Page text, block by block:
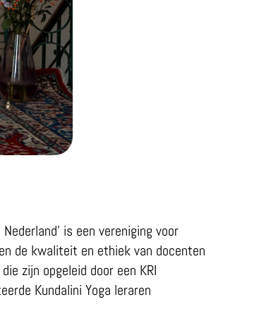
is een vereniging voor
de kwaliteit en ethiek van docenten
zijn opgeleid door een KRI
Kundalini Yoga leraren